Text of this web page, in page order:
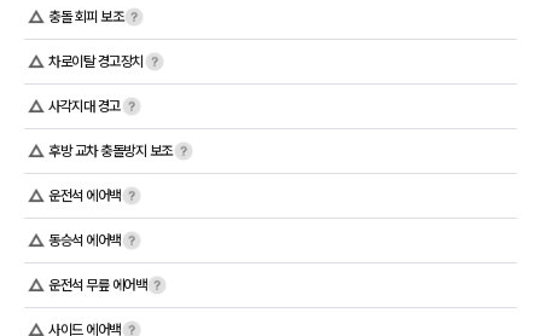
충돌 회피 보조
차로이탈 경고장치
사각지대 경고
후방 교차 충돌방지 보조
운전석 에어백
동승석 에어백
운전석 무릎 에어백
사이드 에어백